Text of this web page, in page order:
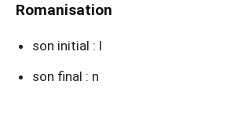
Romanisation
son initial : l
son final : n